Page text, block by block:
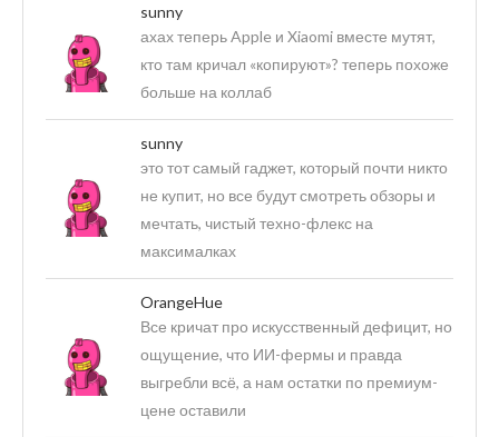
sunny
ахах теперь Apple и Xiaomi вместе мутят,
кто там кричал «копируют»? теперь похоже
больше на коллаб
sunny
это тот самый гаджет, который почти никто
не купит, но все будут смотреть обзоры и
мечтать, чистый техно-флекс на
максималках
OrangeHue
Все кричат про искусственный дефицит, но
ощущение, что ИИ-фермы и правда
выгребли всё, а нам остатки по премиум-
цене оставили